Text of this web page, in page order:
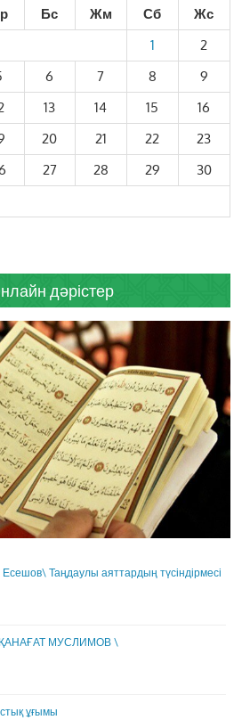
Бс Жм Сб
Жс
1
2
6 7 8
9
13 14 15
16
20 21 22
23
27 28 29
30
дәрістер
Таңдаулы аяттардың түсіндірмесі
МУСЛИМОВ \
ұғымы